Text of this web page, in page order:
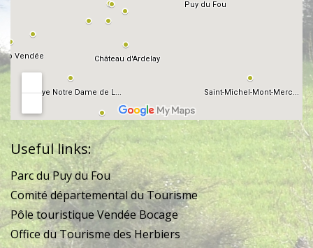
Useful links:
Parc du Puy du Fou
Comité départemental du Tourisme
Pôle touristique Vendée Bocage
Office du Tourisme des Herbiers